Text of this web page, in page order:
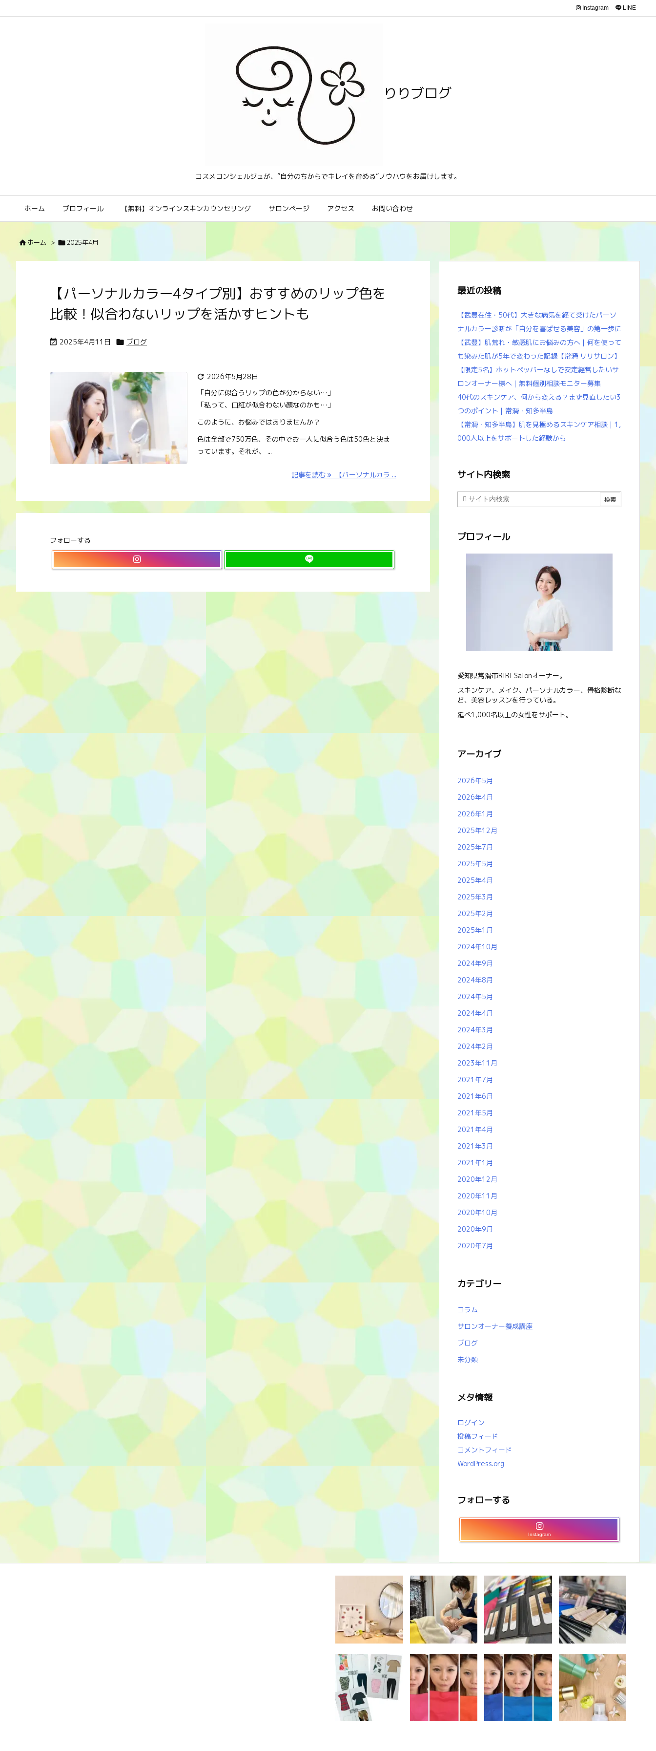
りりブログ
コスメコンシェルジュが、”自分のちからでキレイを育める”ノウハウをお届けします。
ホーム プロフィール 【無料】オンラインスキンカウンセリング サロンページ アクセス お問い合わせ
Instagram LINE
ホーム > 2025年4月
【パーソナルカラー4タイプ別】おすすめのリップ色を
比較！似合わないリップを活かすヒントも
 2025年4月11日  ブログ
 2026年5月28日
「自分に似合うリップの色が分からない…」
「私って、口紅が似合わない顔なのかも…」
このように、お悩みではありませんか？
色は全部で750万色、その中でお一人に似合う色は50色と決ま
っています。それが、 ...
記事を読む 【パーソナルカラ ...
フォローする
最近の投稿
【武豊在住・50代】大きな病気を経て受けたパーソ
ナルカラー診断が「自分を喜ばせる美容」の第一歩に
【武豊】肌荒れ・敏感肌にお悩みの方へ｜何を使って
も染みた肌が5年で変わった記録【常滑 リリサロン】
【限定5名】ホットペッパーなしで安定経営したいサ
ロンオーナー様へ｜無料個別相談モニター募集
40代のスキンケア、何から変える？まず見直したい3
つのポイント｜常滑・知多半島
【常滑・知多半島】肌を見極めるスキンケア相談｜1,
000人以上をサポートした経験から
サイト内検索
プロフィール
愛知県常滑市RIRI Salonオーナー。
スキンケア、メイク、パーソナルカラー、骨格診断な
ど、美容レッスンを行っている。
延べ1,000名以上の女性をサポート。
アーカイブ
2026年5月
2026年4月
2026年1月
2025年12月
2025年7月
2025年5月
2025年4月
2025年3月
2025年2月
2025年1月
2024年10月
2024年9月
2024年8月
2024年5月
2024年4月
2024年3月
2024年2月
2023年11月
2021年7月
2021年6月
2021年5月
2021年4月
2021年3月
2021年1月
2020年12月
2020年11月
2020年10月
2020年9月
2020年7月
カテゴリー
コラム
サロンオーナー養成講座
ブログ
未分類
メタ情報
ログイン
投稿フィード
コメントフィード
WordPress.org
フォローする
Instagram